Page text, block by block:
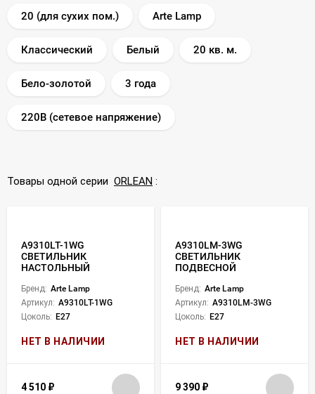
20 (для сухих пом.) Arte Lamp
Классический Белый 20 кв. м.
Бело-золотой 3 года
220В (сетевое напряжение)
Товары одной серии ORLEAN :
A9310LT-1WG
СВЕТИЛЬНИК
НАСТОЛЬНЫЙ
Бренд: Arte Lamp
Артикул: A9310LT-1WG
Цоколь: E27
НЕТ В НАЛИЧИИ
4 510 ₽
A9310LM-3WG
СВЕТИЛЬНИК
ПОДВЕСНОЙ
Бренд: Arte Lamp
Артикул: A9310LM-3WG
Цоколь: E27
НЕТ В НАЛИЧИИ
9 390 ₽